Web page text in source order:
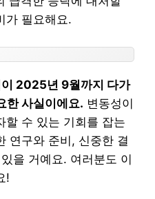
가 필요해요.
2025년 9월까지 다가
한 사실이에요. 변동성이
할 수 있는 기회를 잡는
연구와 준비, 신중한 결
을 거예요. 여러분도 이
!